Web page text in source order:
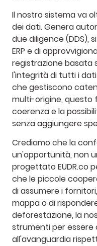
Il nostro sistema va
dei dati. Genera
due diligence (DDS),
ERP e di
registrazione basata
l'integrità di tutti i
che gestiscono
multi-origine, questo
coerenza e la
senza aggiungere
Crediamo che la
un'opportunità, non
progettato EUDR.co
che le piccole
di assumere i
mappa o di
deforestazione, la
strumenti per essere
all'avanguardia